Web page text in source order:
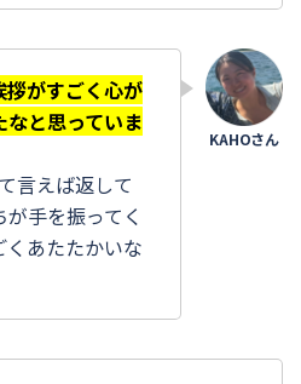
拶がすごく心が
と思っていま
言えば返して
手を振ってく
あたたかいな